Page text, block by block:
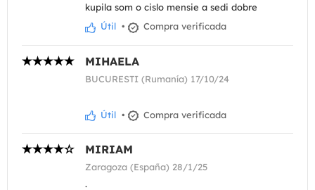
kupila som o cislo mensie a sedi dobre
Útil • Compra verificada
MIHAELA
BUCURESTI (Rumanía) 17/10/24
Útil • Compra verificada
MIRIAM
Zaragoza (España) 28/1/25
.